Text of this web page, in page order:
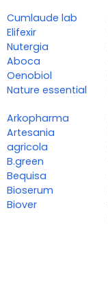
Cumlaude lab
Elifexir
Nutergia
Aboca
Oenobiol
Nature essential
Arkopharma
Artesania
agricola
B.green
Bequisa
Bioserum
Biover